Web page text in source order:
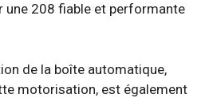
une 208 fiable et performante
de la boîte automatique,
motorisation, est également